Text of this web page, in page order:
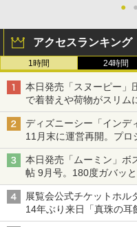
● ●
アクセスランキング
1時間 24時間
本日発売「スヌーピー」
で着替えや荷物がスリム
ディズニーシー「インデ
11月末に運営再開。プロ
は1500円
本日発売「ムーミン」ボ
帖 9月号。180度ガバッ
展覧会公式チケットホル
14年ぶり来日「真珠の耳